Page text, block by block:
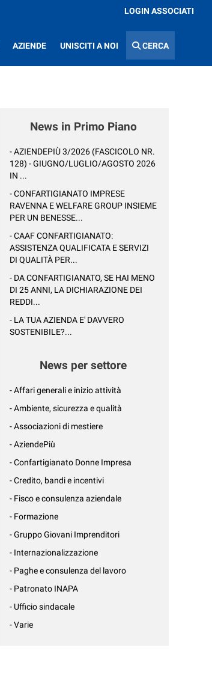
LOGIN ASSOCIATI
AZIENDE UNISCITI A NOI CERCA
News in Primo Piano
- AZIENDEPIÙ 3/2026 (FASCICOLO NR.
128) - GIUGNO/LUGLIO/AGOSTO 2026
IN ...
- CONFARTIGIANATO IMPRESE
RAVENNA E WELFARE GROUP INSIEME
PER UN BENESSE...
- CAAF CONFARTIGIANATO:
ASSISTENZA QUALIFICATA E SERVIZI
DI QUALITÀ PER...
- DA CONFARTIGIANATO, SE HAI MENO
DI 25 ANNI, LA DICHIARAZIONE DEI
REDDI...
- LA TUA AZIENDA E' DAVVERO
SOSTENIBILE?...
News per settore
- Affari generali e inizio attività
- Ambiente, sicurezza e qualità
- Associazioni di mestiere
- AziendePiù
- Confartigianato Donne Impresa
- Credito, bandi e incentivi
- Fisco e consulenza aziendale
- Formazione
- Gruppo Giovani Imprenditori
- Internazionalizzazione
- Paghe e consulenza del lavoro
- Patronato INAPA
- Ufficio sindacale
- Varie